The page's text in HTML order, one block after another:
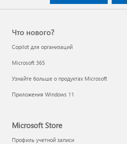
Что нового?
Copilot для организаций
Microsoft 365
Узнайте больше о продуктах Microsoft
Приложения Windows 11
Microsoft Store
Профиль учетной записи